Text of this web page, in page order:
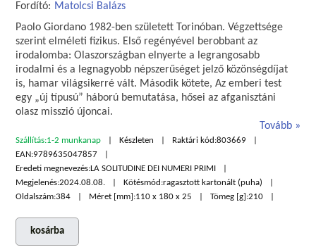
Fordító: Matolcsi Balázs
Paolo Giordano 1982-ben született Torinóban. Végzettsége
szerint elméleti fizikus. Első regényével berobbant az
irodalomba: Olaszországban elnyerte a legrangosabb
irodalmi és a legnagyobb népszerűséget jelző közönségdíjat
is, hamar világsikerré vált. Második kötete, Az emberi test
egy „új típusú” háború bemutatása, hősei az afganisztáni
olasz misszió újoncai.
Tovább
Szállítás:1-2 munkanap Készleten Raktári kód:803669
EAN:9789635047857
Eredeti megnevezés:LA SOLITUDINE DEI NUMERI PRIMI
Megjelenés:2024.08.08. Kötésmód:ragasztott kartonált (puha)
Oldalszám:384 Méret [mm]:110 x 180 x 25 Tömeg [g]:210
kosárba